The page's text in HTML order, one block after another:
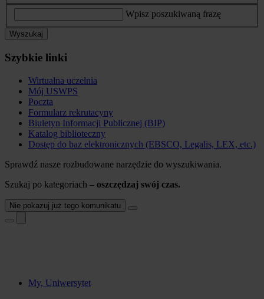
Wpisz poszukiwaną frazę
Wyszukaj
Szybkie linki
Wirtualna uczelnia
Mój USWPS
Poczta
Formularz rekrutacyny
Biuletyn Informacji Publicznej (BIP)
Katalog biblioteczny
Dostęp do baz elektronicznych (EBSCO, Legalis, LEX, etc.)
Sprawdź nasze rozbudowane narzędzie do wyszukiwania.
Szukaj po kategoriach – oszczędzaj swój czas.
Nie pokazuj już tego komunikatu
My, Uniwersytet